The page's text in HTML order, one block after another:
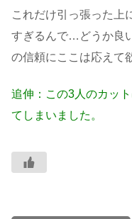
これだけ引っ張った上
すぎるんで…どうか良
の信頼にここは応えて
追伸：この3人のカッ
てしまいました。